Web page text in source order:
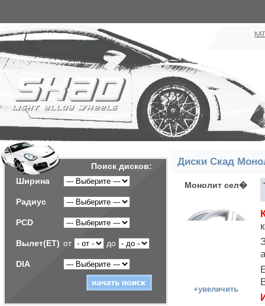
Поиск дисков:
Ширина
Радиус
PCD
Вылет(ET) от до
DIA
Диски Скад
Монолит сел�
+увеличить